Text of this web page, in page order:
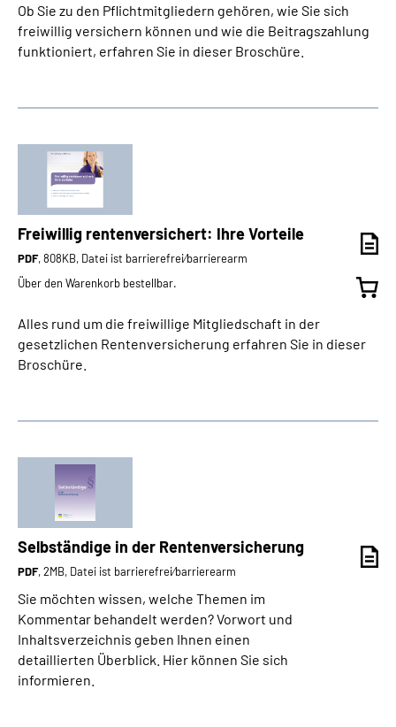
Ob Sie zu den Pflichtmitgliedern gehören, wie Sie sich
freiwillig versichern können und wie die Beitragszahlung
funktioniert, erfahren Sie in dieser Broschüre.
Freiwillig rentenversichert: Ihre Vorteile
PDF, 808KB, Datei ist barrierefrei⁄barrierearm
Über den Warenkorb bestellbar.
Alles rund um die freiwillige Mitgliedschaft in der
gesetzlichen Rentenversicherung erfahren Sie in dieser
Broschüre.
Selbständige in der Rentenversicherung
PDF, 2MB, Datei ist barrierefrei⁄barrierearm
Sie möchten wissen, welche Themen im
Kommentar behandelt werden? Vorwort und
Inhaltsverzeichnis geben Ihnen einen
detaillierten Überblick. Hier können Sie sich
informieren.